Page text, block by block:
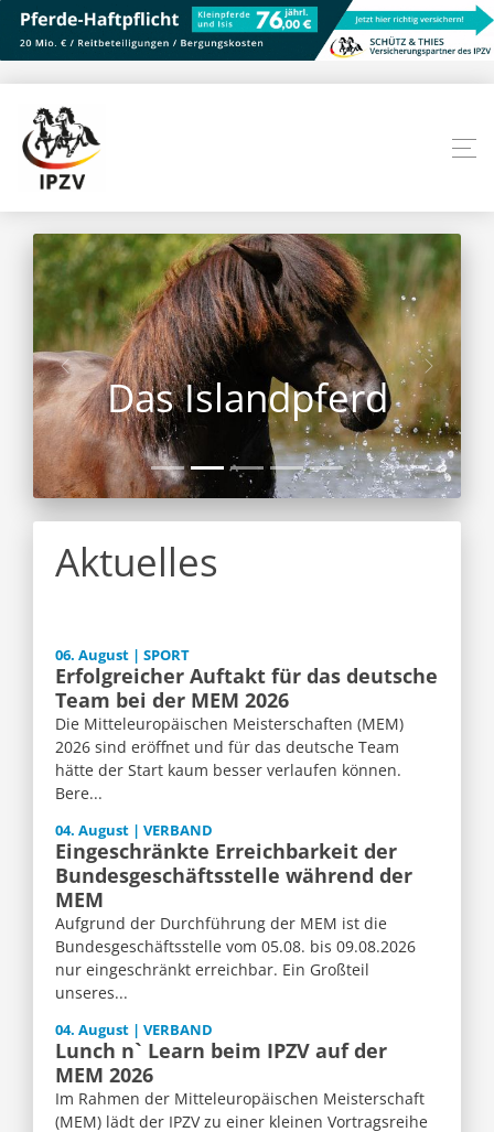
Das Islandpferd
Aktuelles
06. August | SPORT
Erfolgreicher Auftakt für das deutsche
Team bei der MEM 2026
Die Mitteleuropäischen Meisterschaften (MEM)
2026 sind eröffnet und für das deutsche Team
hätte der Start kaum besser verlaufen können.
Bere...
04. August | VERBAND
Eingeschränkte Erreichbarkeit der
Bundesgeschäftsstelle während der
MEM
Aufgrund der Durchführung der MEM ist die
Bundesgeschäftsstelle vom 05.08. bis 09.08.2026
nur eingeschränkt erreichbar. Ein Großteil
unseres...
04. August | VERBAND
Lunch n` Learn beim IPZV auf der
MEM 2026
Im Rahmen der Mitteleuropäischen Meisterschaft
(MEM) lädt der IPZV zu einer kleinen Vortragsreihe